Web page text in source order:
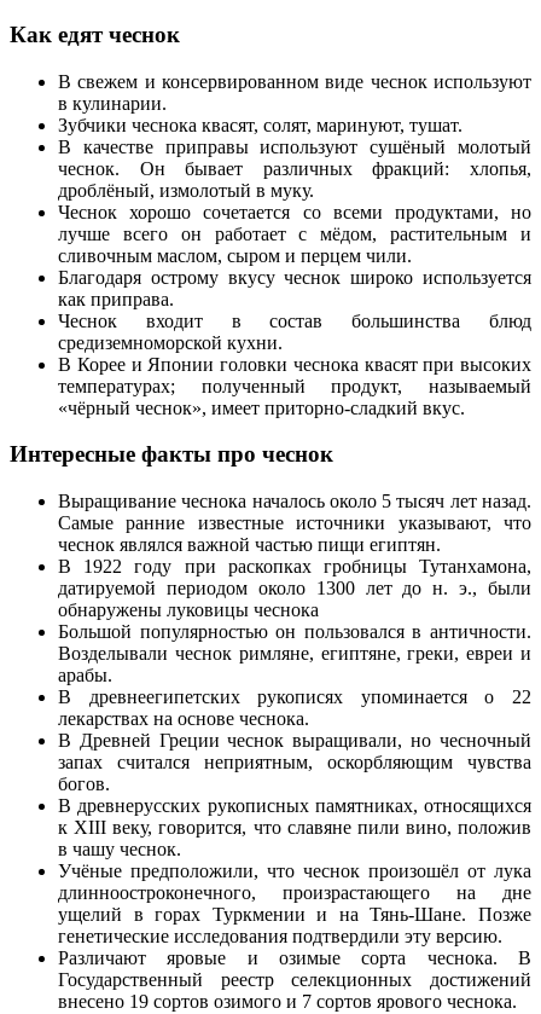
Как едят чеснок
В свежем и консервированном виде чеснок используют
в кулинарии.
Зубчики чеснока квасят, солят, маринуют, тушат.
В качестве приправы используют сушёный молотый
чеснок. Он бывает различных фракций: хлопья,
дроблёный, измолотый в муку.
Чеснок хорошо сочетается со всеми продуктами, но
лучше всего он работает с мёдом, растительным и
сливочным маслом, сыром и перцем чили.
Благодаря острому вкусу чеснок широко используется
как приправа.
Чеснок входит в состав большинства блюд
средиземноморской кухни.
В Корее и Японии головки чеснока квасят при высоких
температурах; полученный продукт, называемый
«чёрный чеснок», имеет приторно-сладкий вкус.
Интересные факты про чеснок
Выращивание чеснока началось около 5 тысяч лет назад.
Самые ранние известные источники указывают, что
чеснок являлся важной частью пищи египтян.
В 1922 году при раскопках гробницы Тутанхамона,
датируемой периодом около 1300 лет до н. э., были
обнаружены луковицы чеснока
Большой популярностью он пользовался в античности.
Возделывали чеснок римляне, египтяне, греки, евреи и
арабы.
В древнеегипетских рукописях упоминается о 22
лекарствах на основе чеснока.
В Древней Греции чеснок выращивали, но чесночный
запах считался неприятным, оскорбляющим чувства
богов.
В древнерусских рукописных памятниках, относящихся
к XIII веку, говорится, что славяне пили вино, положив
в чашу чеснок.
Учёные предположили, что чеснок произошёл от лука
длинноостроконечного, произрастающего на дне
ущелий в горах Туркмении и на Тянь-Шане. Позже
генетические исследования подтвердили эту версию.
Различают яровые и озимые сорта чеснока. В
Государственный реестр селекционных достижений
внесено 19 сортов озимого и 7 сортов ярового чеснока.